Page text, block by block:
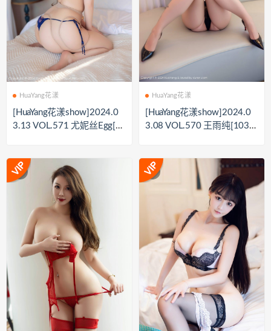
HuaYang花漾
[HuaYang花漾show]2024.0
3.13 VOL.571 尤妮丝Egg[7
HuaYang花漾
[HuaYang花漾show]2024.0
3.08 VOL.570 王雨纯[103+